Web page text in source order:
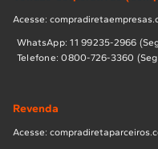
Acesse:
WhatsApp: 11 99235-2966
Telefone: 0800-726-3360
Revenda
Acesse: